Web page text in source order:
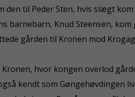
den til Peder Sten, hvis slægt
barnebarn, Knud Steensen,
gården til Kronen mod
hvor kongen overlod
kendt som Gøngehøvdingen